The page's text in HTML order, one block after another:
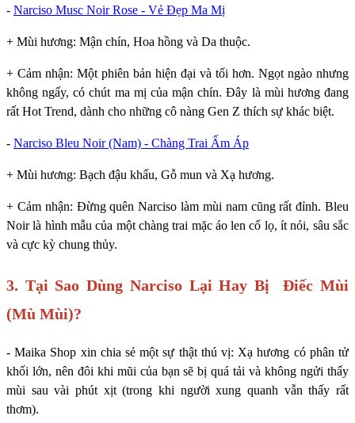
- Narciso Musc Noir Rose - Vẻ Đẹp Ma Mị
+ Mùi hương: Mận chín, Hoa hồng và Da thuộc.
+ Cảm nhận: Một phiên bản hiện đại và tối hơn. Ngọt ngào nhưng
không ngấy, có chút ma mị của mận chín. Đây là mùi hương đang
rất Hot Trend, dành cho những cô nàng Gen Z thích sự khác biệt.
- Narciso Bleu Noir (Nam) - Chàng Trai Ấm Áp
+ Mùi hương: Bạch đậu khấu, Gỗ mun và Xạ hương.
+ Cảm nhận: Đừng quên Narciso làm mùi nam cũng rất đỉnh. Bleu
Noir là hình mẫu của một chàng trai mặc áo len cổ lọ, ít nói, sâu sắc
và cực kỳ chung thủy.
3. Tại Sao Dùng Narciso Lại Hay Bị Điếc Mùi
(Mù Mùi)?
- Maika Shop xin chia sẻ một sự thật thú vị: Xạ hương có phân tử
khối lớn, nên đôi khi mũi của bạn sẽ bị quá tải và không ngửi thấy
mùi sau vài phút xịt (trong khi người xung quanh vẫn thấy rất
thơm).